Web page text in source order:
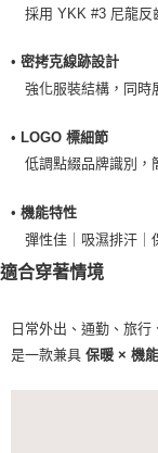
宅配出貨(2000以上
每筆NT$100，滿
採用 YKK #3 尼龍反
• 密拷克線跡設計
強化服裝結構，同時
• LOGO 標細節
低調點綴品牌識別，
• 機能特性
彈性佳｜吸濕排汗｜
適合穿著情境
日常外出、通勤、旅行
是一款兼具 保暖 × 機